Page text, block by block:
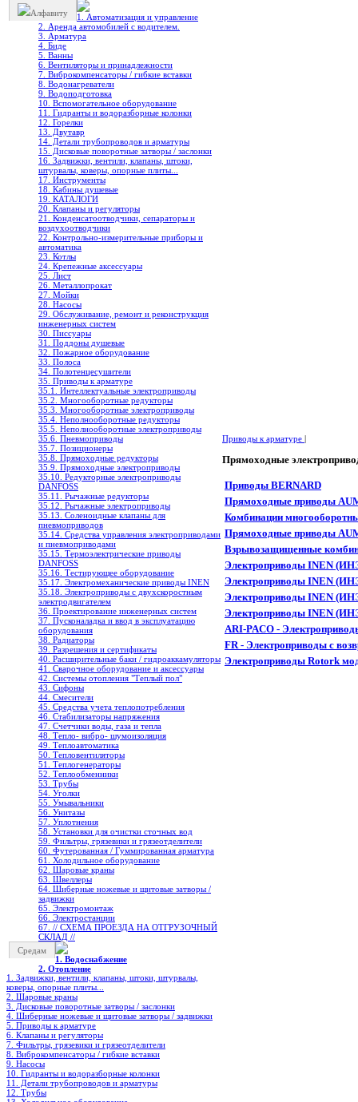
Алфавиту
1. Автоматизация и управление
2. Аренда автомобилей с водителем.
3. Арматура
4. Биде
5. Ванны
6. Вентиляторы и принадлежности
7. Виброкомпенсаторы / гибкие вставки
8. Водонагреватели
9. Водоподготовка
10. Вспомогательное оборудование
11. Гидранты и водоразборные колонки
12. Горелки
13. Двутавр
14. Детали трубопроводов и арматуры
15. Дисковые поворотные затворы / заслонки
16. Задвижки, вентили, клапаны, штоки,
штурвалы, коверы, опорные плиты...
17. Инструменты
18. Кабины душевые
19. КАТАЛОГИ
20. Клапаны и регуляторы
21. Конденсатоотводчики, сепараторы и
воздухоотводчики
22. Контрольно-измерительные приборы и
автоматика
23. Котлы
24. Крепежные аксессуары
25. Лист
26. Металлопрокат
27. Мойки
28. Насосы
29. Обслуживание, ремонт и реконструкция
инженерных систем
30. Писсуары
31. Поддоны душевые
32. Пожарное оборудование
33. Полоса
34. Полотенцесушители
35. Приводы к арматуре
35.1. Интеллектуальные электроприводы
35.2. Многооборотные редукторы
35.3. Многооборотные электроприводы
35.4. Неполнооборотные редукторы
35.5. Неполнооборотные электроприводы
35.6. Пневмоприводы
35.7. Позиционеры
35.8. Прямоходные редукторы
35.9. Прямоходные электроприводы
35.10. Редукторные электроприводы
DANFOSS
35.11. Рычажные редукторы
35.12. Рычажные электроприводы
35.13. Соленоидные клапаны для
пневмоприводов
35.14. Средства управления электроприводами
и пневмоприводами
35.15. Термоэлектрические приводы
DANFOSS
35.16. Тестирующее оборудование
35.17. Электромеханические приводы INEN
35.18. Электроприводы с двухскоростным
электродвигателем
36. Проектирование инженерных систем
37. Пусконаладка и ввод в эксплуатацию
оборудования
38. Радиаторы
39. Разрешения и сертификаты
40. Расширительные баки / гидроаккамуляторы
41. Сварочное оборудование и аксессуары
42. Системы отопления "Теплый пол"
43. Сифоны
44. Смесители
45. Средства учета теплопотребления
46. Стабилизаторы напряжения
47. Счетчики воды, газа и тепла
48. Тепло- вибро- шумоизоляция
49. Теплоавтоматика
50. Тепловентиляторы
51. Теплогенераторы
52. Теплообменники
53. Трубы
54. Уголки
55. Умывальники
56. Унитазы
57. Уплотнения
58. Установки для очистки сточных вод
59. Фильтры, грязевики и грязеотделители
60. Футерованная / Гуммированная арматура
61. Холодильное oборудование
62. Шаровые краны
63. Швеллеры
64. Шиберные ножевые и щитовые затворы /
задвижки
65. Электромонтаж
66. Электростанции
67. // СХЕМА ПРОЕЗДА НА ОТГРУЗОЧНЫЙ
СКЛАД //
Средам
1. Водоснабжение
2. Отопление
1. Задвижки, вентили, клапаны, штоки, штурвалы,
коверы, опорные плиты...
2. Шаровые краны
3. Дисковые поворотные затворы / заслонки
4. Шиберные ножевые и щитовые затворы / задвижки
5. Приводы к арматуре
6. Клапаны и регуляторы
7. Фильтры, грязевики и грязеотделители
8. Виброкомпенсаторы / гибкие вставки
9. Насосы
10. Гидранты и водоразборные колонки
11. Детали трубопроводов и арматуры
12. Трубы
Приводы к арматуре |
Прямоходные
Приводы BERNARD
Прямоходные приводы
Комбинации
Прямоходные приводы
Взрывозащищенные
Электроприводы INEN
Электроприводы INEN
Электроприводы INEN
Электроприводы INEN
ARI-PACO -
FR - Электроприводы с
Электроприводы Rotork